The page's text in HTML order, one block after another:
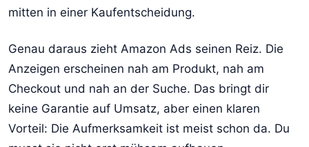
mitten in einer Kaufentscheidung.
Genau daraus zieht Amazon Ads seinen Reiz. Die
Anzeigen erscheinen nah am Produkt, nah am
Checkout und nah an der Suche. Das bringt dir
keine Garantie auf Umsatz, aber einen klaren
Vorteil: Die Aufmerksamkeit ist meist schon da. Du